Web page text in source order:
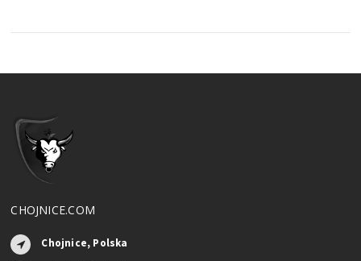
CHOJNICE.COM
Chojnice, Polska